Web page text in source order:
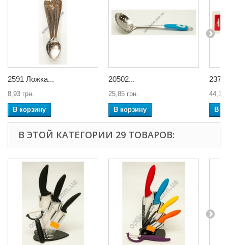
2591 Ложка...
8,93 грн.
В корзину
20502...
25,85 грн.
В корзину
44,18
В
В ЭТОЙ КАТЕГОРИИ 29 ТОВАРОВ: